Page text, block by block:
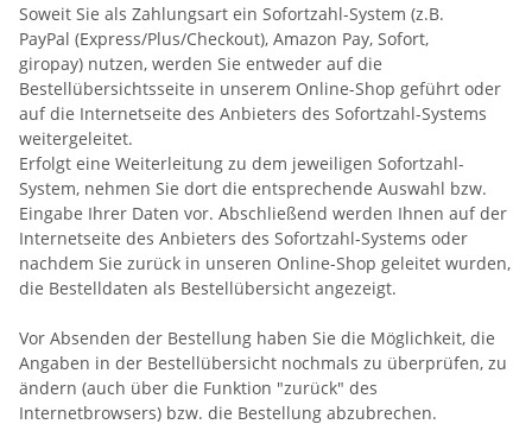
Soweit Sie als Zahlungsart ein Sofortzahl-System (z.B.
PayPal (Express/Plus/Checkout), Amazon Pay, Sofort,
giropay) nutzen, werden Sie entweder auf die
Bestellübersichtsseite in unserem Online-Shop geführt oder
auf die Internetseite des Anbieters des Sofortzahl-Systems
weitergeleitet.
Erfolgt eine Weiterleitung zu dem jeweiligen Sofortzahl-
System, nehmen Sie dort die entsprechende Auswahl bzw.
Eingabe Ihrer Daten vor. Abschließend werden Ihnen auf der
Internetseite des Anbieters des Sofortzahl-Systems oder
nachdem Sie zurück in unseren Online-Shop geleitet wurden,
die Bestelldaten als Bestellübersicht angezeigt.
Vor Absenden der Bestellung haben Sie die Möglichkeit, die
Angaben in der Bestellübersicht nochmals zu überprüfen, zu
ändern (auch über die Funktion "zurück" des
Internetbrowsers) bzw. die Bestellung abzubrechen.